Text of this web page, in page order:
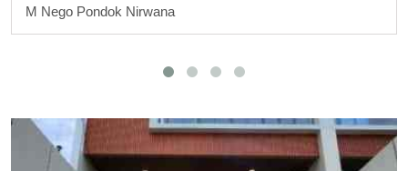
M Nego Pondok Nirwana